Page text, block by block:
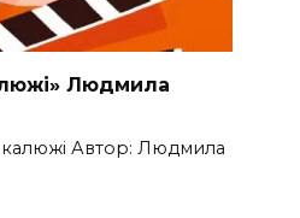
Людмила
калюжі Автор: Людмила